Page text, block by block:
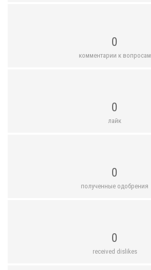
0
комментарии к вопросам
0
лайк
0
полученные одобрения
0
received dislikes